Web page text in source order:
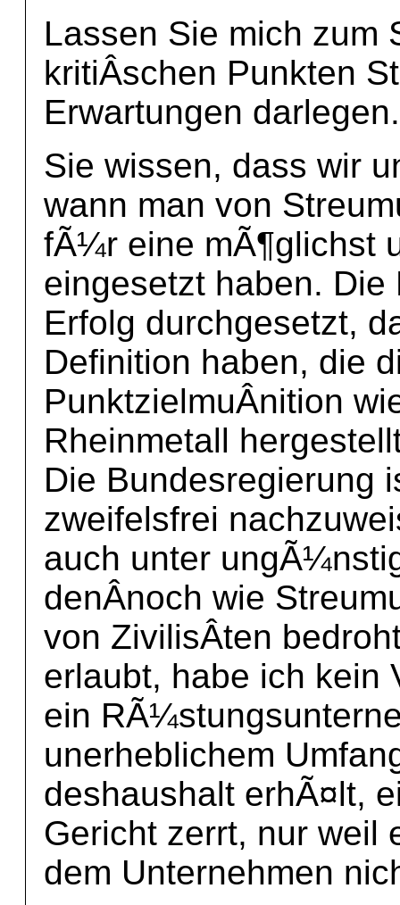
Lassen Sie mich zum
kritiÂ­schen Punkten
Erwartungen darlegen.
Sie wissen, dass wir
wann man von
fÃ¼r eine mÃ¶glichst
eingesetzt haben.
Erfolg durchgesetzt,
Definition haben, die
PunktzielmuÂ­nition
Rheinmetall
Die Bundesregierung
zweifelsfrei
auch unter
denÂ­noch wie
von ZivilisÂ­ten
erlaubt, habe ich kein
ein
unerheblichem
deshaushalt erhÃ¤lt,
Gericht zerrt, nur weil
dem Unternehmen